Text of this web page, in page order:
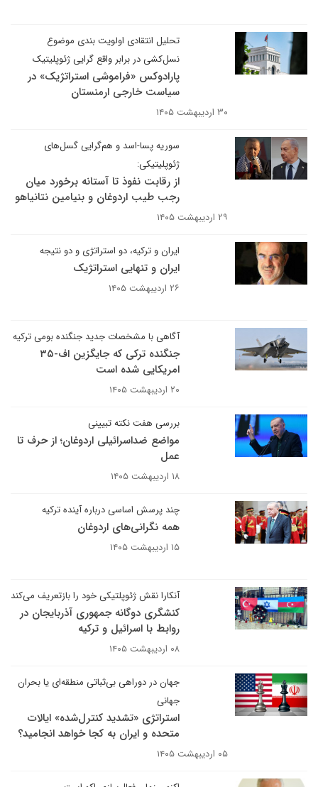
تحلیل انتقادی اولویت ‌بندی موضوع
نسل‌کشی در برابر واقع‌ گرایی ژئوپلیتیک
پارادوکس «فراموشی استراتژیک» در
سیاست خارجی ارمنستان
۳۰ اردیبهشت ۱۴۰۵
سوریه پسا-اسد و هم‌گرایی گسل‌های
ژئوپلیتیکی:
از رقابت نفوذ تا آستانه برخورد میان
رجب طیب اردوغان و بنیامین نتانیاهو
۲۹ اردیبهشت ۱۴۰۵
ایران و ترکیه، دو استراتژی و دو نتیجه
ایران و تنهایی استراتژیک
۲۶ اردیبهشت ۱۴۰۵
آگاهی با مشخصات جدید جنگنده بومی ترکیه
جنگنده ترکی که جایگزین اف-۳۵
امریکایی شده است
۲۰ اردیبهشت ۱۴۰۵
بررسی هفت نکته تبیینی
مواضع ضداسرائیلی اردوغان؛ از حرف تا
عمل
۱۸ اردیبهشت ۱۴۰۵
چند پرسش اساسی درباره آینده ترکیه
همه نگرانی‌های اردوغان
۱۵ اردیبهشت ۱۴۰۵
آنکارا نقش ژئوپلتیکی خود را بازتعریف می‌کند
کنشگری دوگانه جمهوری آذربایجان در
روابط با اسرائیل و ترکیه
۰۸ اردیبهشت ۱۴۰۵
جهان در دوراهی بی‌ثباتی منطقه‌ای یا بحران
جهانی
استراتژی «تشدید کنترل‌شده» ایالات
متحده و ایران به کجا خواهد انجامید؟
۰۵ اردیبهشت ۱۴۰۵